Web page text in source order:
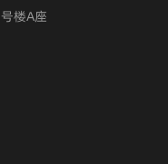
楼A座